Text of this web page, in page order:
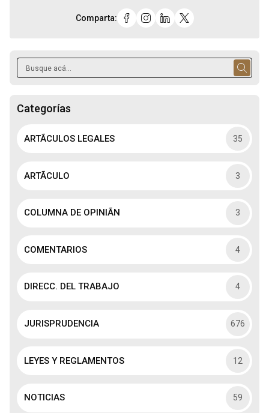
Comparta:
Categorías
ARTÃCULOS LEGALES 35
ARTÃCULO 3
COLUMNA DE OPINIÃN 3
COMENTARIOS 4
DIRECC. DEL TRABAJO 4
JURISPRUDENCIA 676
LEYES Y REGLAMENTOS 12
NOTICIAS 59